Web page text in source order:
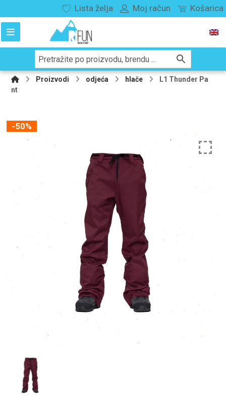
Lista želja Moj račun Košarica
Proizvodi odjeća hlače
L1 Thunder Pa
nt
-50%